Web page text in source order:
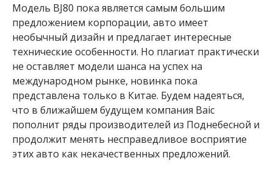
Модель BJ80 пока является самым большим
предложением корпорации, авто имеет
необычный дизайн и предлагает интересные
технические особенности. Но плагиат практически
не оставляет модели шанса на успех на
международном рынке, новинка пока
представлена только в Китае. Будем надеяться,
что в ближайшем будущем компания Baic
пополнит ряды производителей из Поднебесной и
продолжит менять несправедливое восприятие
этих авто как некачественных предложений.